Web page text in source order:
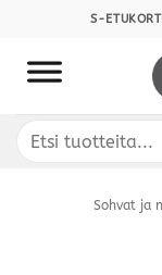
content
S-
Etsi:
Sohvat ja